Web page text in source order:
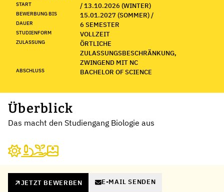
START / 13.10.2026 (WINTER)
BEWERBUNG BIS 15.01.2027 (SOMMER) /
DAUER 6 SEMESTER
STUDIENFORM VOLLZEIT
ZULASSUNG
ÖRTLICHE
ZULASSUNGSBESCHRÄNKUNG,
ZWINGEND MIT NC
ABSCHLUSS BACHELOR OF SCIENCE
Überblick
Das macht den Studiengang Biologie aus
JETZT BEWERBEN E-MAIL SENDEN